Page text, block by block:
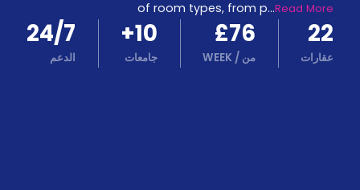
أخبر
أصدقائك
و
اكسب
كن
of room types, from p...Read More
22
عقارات
£76
من /
WEEK
10
+
جامعات
24/7
الدعم